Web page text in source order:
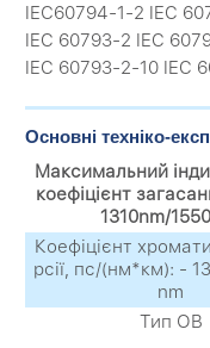
IЕС60794-1-2 IEC
IEC 60793-2 IEC
IEC 60793-2-10 IEC
Основні техніко-
Максимальний
коефіцієнт
1310nm/
Коефіцієнт
рсії, пс/(нм*км): -
nm
Тип ОВ